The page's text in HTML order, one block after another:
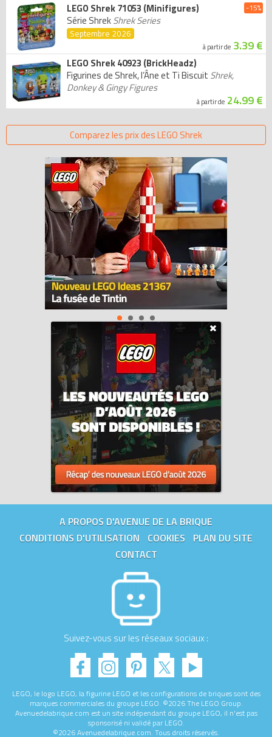
LEGO Shrek 71053 (Minifigures)
Série ShrekShrek Series
Septembre 2026
à partir de 3.39 €
-15%
LEGO Shrek 40923 (BrickHeadz)
Figurines de Shrek, l’Âne et Ti Biscuit Shrek,
Donkey & Gingy Figures
à partir de 24.99 €
Comparez les prix des LEGO Shrek
A PROPOS D'AVENUE DE LA BRIQUE
CONDITIONS D'UTILISATION
COOKIES
PLAN DU SITE
CONTACT
Suivez-vous sur les réseaux sociaux :
LEGO, le logo LEGO, la figurine LEGO et les configurations de briques sont des
marques commerciales du groupe LEGO. ©2026 The LEGO Group.
Avenuedelabrique.com est un site indépendant du groupe LEGO, il n'est pas
sponsorisé ni validé par LEGO.
©2026 Avenuedelabrique.com. Tous droits réservés.